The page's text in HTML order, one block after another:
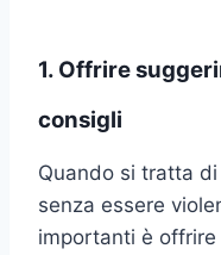
1. Offrire
consigli
Quando si tratta
senza essere
importanti è